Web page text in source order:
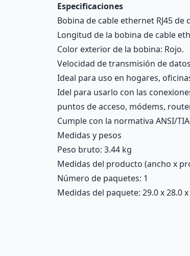
Especificaciones
Bobina de cable ethernet RJ45 de
Longitud de la bobina de cable
Color exterior de la bobina: Rojo.
Velocidad de transmisión de
Ideal para uso en hogares,
Idel para usarlo con las
puntos de acceso, módems,
Cumple con la normativa ANSI/
Medidas y pesos
Peso bruto: 3.44 kg
Medidas del producto (ancho x
Número de paquetes: 1
Medidas del paquete: 29.0 x 28.0